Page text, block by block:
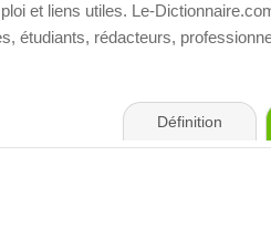
et liens utiles. Le-
étudiants, rédacteurs,
Définition